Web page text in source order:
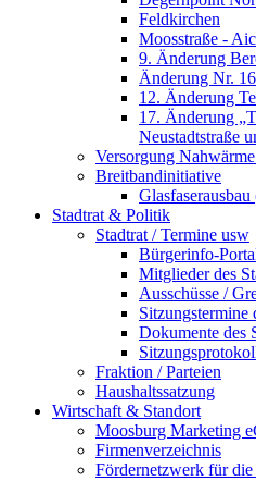
Feldkirchen
Moosstraße -
9. Änderung
Änderung Nr.
12. Änderung
17. Änderung
Neustadtstraße
Versorgung
Breitbandinitiative
Stadtrat & Politik
Stadtrat / Termine usw
Bürgerinfo-
Mitglieder des
Ausschüsse /
Sitzungstermine
Dokumente des
Fraktion / Parteien
Haushaltssatzung
Wirtschaft & Standort
Moosburg Marketing
Firmenverzeichnis
Fördernetzwerk für